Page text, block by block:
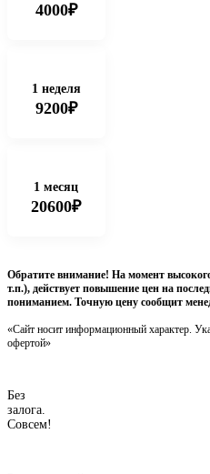
4000₽
1 неделя
9200₽
1 месяц
20600₽
Обратите внимание! На момент
т.п.), действует повышение цен на
пониманием. Точную цену сообщит
«Сайт носит информационный характер.
офертой»
Без
залога.
Совсем!